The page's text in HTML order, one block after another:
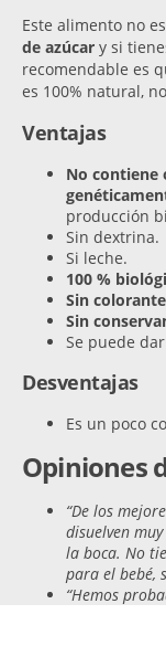
Este alimento no
de azúcar y si
recomendable es
es 100% natural,
Ventajas
No contiene
producción
Sin dextrina.
Si leche.
100 %
Sin
Sin
Se puede
Desventajas
Es un poco
Opiniones
“De los
disuelven
la boca. No
para el bebé,
“Hemos